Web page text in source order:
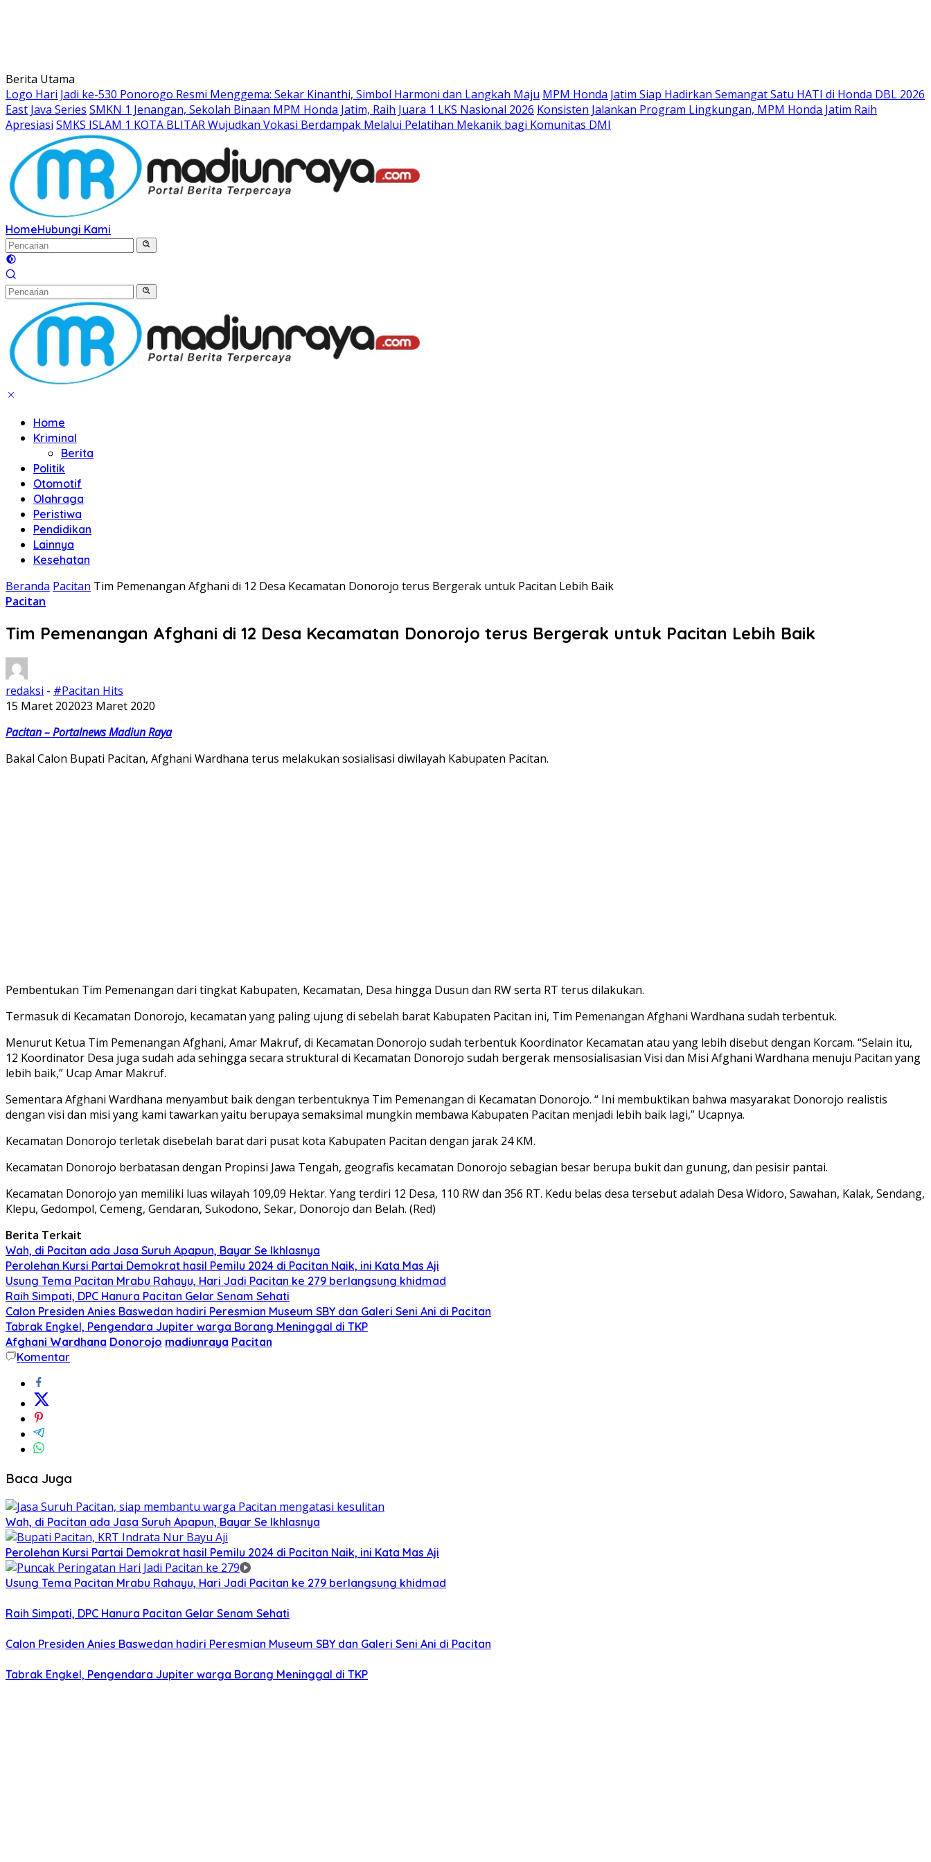
Berita Utama
Logo Hari Jadi ke-530 Ponorogo Resmi Menggema: Sekar Kinanthi, Simbol Harmoni dan Langkah Maju MPM Honda Jatim Siap Hadirkan Semangat Satu HATI di Honda DBL 2026
East Java Series SMKN 1 Jenangan, Sekolah Binaan MPM Honda Jatim, Raih Juara 1 LKS Nasional 2026 Konsisten Jalankan Program Lingkungan, MPM Honda Jatim Raih
Apresiasi SMKS ISLAM 1 KOTA BLITAR Wujudkan Vokasi Berdampak Melalui Pelatihan Mekanik bagi Komunitas DMI
HomeHubungi Kami
Home
Kriminal
Berita
Politik
Otomotif
Olahraga
Peristiwa
Pendidikan
Lainnya
Kesehatan
Beranda Pacitan Tim Pemenangan Afghani di 12 Desa Kecamatan Donorojo terus Bergerak untuk Pacitan Lebih Baik
Pacitan
Tim Pemenangan Afghani di 12 Desa Kecamatan Donorojo terus Bergerak untuk Pacitan Lebih Baik
redaksi - #Pacitan Hits
15 Maret 202023 Maret 2020
Pacitan – Portalnews Madiun Raya
Bakal Calon Bupati Pacitan, Afghani Wardhana terus melakukan sosialisasi diwilayah Kabupaten Pacitan.
Pembentukan Tim Pemenangan dari tingkat Kabupaten, Kecamatan, Desa hingga Dusun dan RW serta RT terus dilakukan.
Termasuk di Kecamatan Donorojo, kecamatan yang paling ujung di sebelah barat Kabupaten Pacitan ini, Tim Pemenangan Afghani Wardhana sudah terbentuk.
Menurut Ketua Tim Pemenangan Afghani, Amar Makruf, di Kecamatan Donorojo sudah terbentuk Koordinator Kecamatan atau yang lebih disebut dengan Korcam. “Selain itu,
12 Koordinator Desa juga sudah ada sehingga secara struktural di Kecamatan Donorojo sudah bergerak mensosialisasian Visi dan Misi Afghani Wardhana menuju Pacitan yang
lebih baik,” Ucap Amar Makruf.
Sementara Afghani Wardhana menyambut baik dengan terbentuknya Tim Pemenangan di Kecamatan Donorojo. “ Ini membuktikan bahwa masyarakat Donorojo realistis
dengan visi dan misi yang kami tawarkan yaitu berupaya semaksimal mungkin membawa Kabupaten Pacitan menjadi lebih baik lagi,” Ucapnya.
Kecamatan Donorojo terletak disebelah barat dari pusat kota Kabupaten Pacitan dengan jarak 24 KM.
Kecamatan Donorojo berbatasan dengan Propinsi Jawa Tengah, geografis kecamatan Donorojo sebagian besar berupa bukit dan gunung, dan pesisir pantai.
Kecamatan Donorojo yan memiliki luas wilayah 109,09 Hektar. Yang terdiri 12 Desa, 110 RW dan 356 RT. Kedu belas desa tersebut adalah Desa Widoro, Sawahan, Kalak, Sendang,
Klepu, Gedompol, Cemeng, Gendaran, Sukodono, Sekar, Donorojo dan Belah. (Red)
Berita Terkait
Wah, di Pacitan ada Jasa Suruh Apapun, Bayar Se Ikhlasnya
Perolehan Kursi Partai Demokrat hasil Pemilu 2024 di Pacitan Naik, ini Kata Mas Aji
Usung Tema Pacitan Mrabu Rahayu, Hari Jadi Pacitan ke 279 berlangsung khidmad
Raih Simpati, DPC Hanura Pacitan Gelar Senam Sehati
Calon Presiden Anies Baswedan hadiri Peresmian Museum SBY dan Galeri Seni Ani di Pacitan
Tabrak Engkel, Pengendara Jupiter warga Borang Meninggal di TKP
Afghani Wardhana Donorojo madiunraya Pacitan
Komentar
Baca Juga
Wah, di Pacitan ada Jasa Suruh Apapun, Bayar Se Ikhlasnya
Perolehan Kursi Partai Demokrat hasil Pemilu 2024 di Pacitan Naik, ini Kata Mas Aji
Usung Tema Pacitan Mrabu Rahayu, Hari Jadi Pacitan ke 279 berlangsung khidmad
Raih Simpati, DPC Hanura Pacitan Gelar Senam Sehati
Calon Presiden Anies Baswedan hadiri Peresmian Museum SBY dan Galeri Seni Ani di Pacitan
Tabrak Engkel, Pengendara Jupiter warga Borang Meninggal di TKP